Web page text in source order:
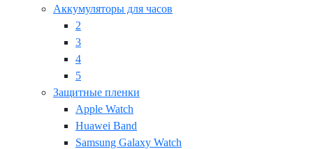
Аккумуляторы для часов
2
3
4
5
Защитные пленки
Apple Watch
Huawei Band
Samsung Galaxy Watch